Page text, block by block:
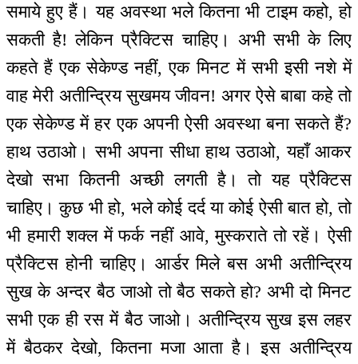
समाये हुए हैं। यह अवस्था भले कितना भी टाइम कहो, हो
सकती है! लेकिन प्रैक्टिस चाहिए। अभी सभी के लिए
कहते हैं एक सेकेण्ड नहीं, एक मिनट में सभी इसी नशे में
वाह मेरी अतीन्द्रिय सुखमय जीवन! अगर ऐसे बाबा कहे तो
एक सेकेण्ड में हर एक अपनी ऐसी अवस्था बना सकते हैं?
हाथ उठाओ। सभी अपना सीधा हाथ उठाओ, यहाँ आकर
देखो सभा कितनी अच्छी लगती है। तो यह प्रैक्टिस
चाहिए। कुछ भी हो, भले कोई दर्द या कोई ऐसी बात हो, तो
भी हमारी शक्ल में फर्क नहीं आवे, मुस्कराते तो रहें। ऐसी
प्रैक्टिस होनी चाहिए। आर्डर मिले बस अभी अतीन्द्रिय
सुख के अन्दर बैठ जाओ तो बैठ सकते हो? अभी दो मिनट
सभी एक ही रस में बैठ जाओ। अतीन्द्रिय सुख इस लहर
में बैठकर देखो, कितना मजा आता है। इस अतीन्द्रिय